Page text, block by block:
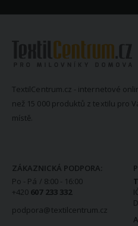
TextilCentrum.cz - internetové
než 15 000 produktů z textilu pro
místě.
ZÁKAZNICKÁ PODPORA:
Po - Pá / 8:00 - 16:00
+420 607 233 332
podpora@textilcentrum.cz